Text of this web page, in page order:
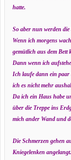
hatte.
So aber nun werden die
Wenn ich morgens
gemütlich aus dem
Dann wenn ich
Ich laufe dann ein paar
ich es nicht mehr
Da ich ein Haus habe
über die Treppe ins
mich ander Wand und
Die Schmerzen gehen
Kniegelenken angelangt.